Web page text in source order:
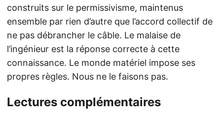
construits sur le permissivisme, maintenus
ensemble par rien d’autre que l’accord collectif de
ne pas débrancher le câble. Le malaise de
l’ingénieur est la réponse correcte à cette
connaissance. Le monde matériel impose ses
propres règles. Nous ne le faisons pas.
Lectures complémentaires